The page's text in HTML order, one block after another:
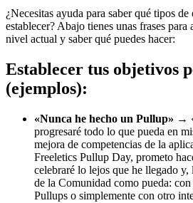
¿Necesitas ayuda para saber qué tipos
establecer? Abajo tienes unas frases
nivel actual y saber qué puedes hacer:
Establecer tus objetivos
(ejemplos):
«Nunca he hecho un Pullup» →
progresaré todo lo que pueda en
mejora de competencias de la
Freeletics Pullup Day, prometo
celebraré lo lejos que he llegado
de la Comunidad como pueda:
Pullups o simplemente con otro